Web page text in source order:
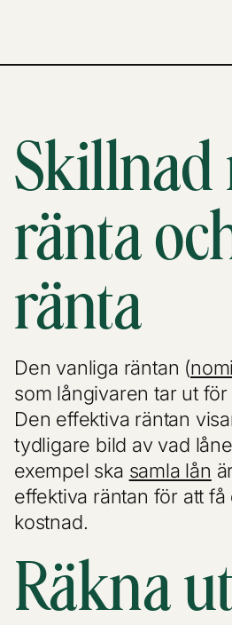
Skillnad
ränta
ränta
Den vanliga räntan (
som långivaren tar ut
Den effektiva räntan
tydligare bild av vad
exempel ska samla lån
effektiva räntan för att
kostnad.
Räkna